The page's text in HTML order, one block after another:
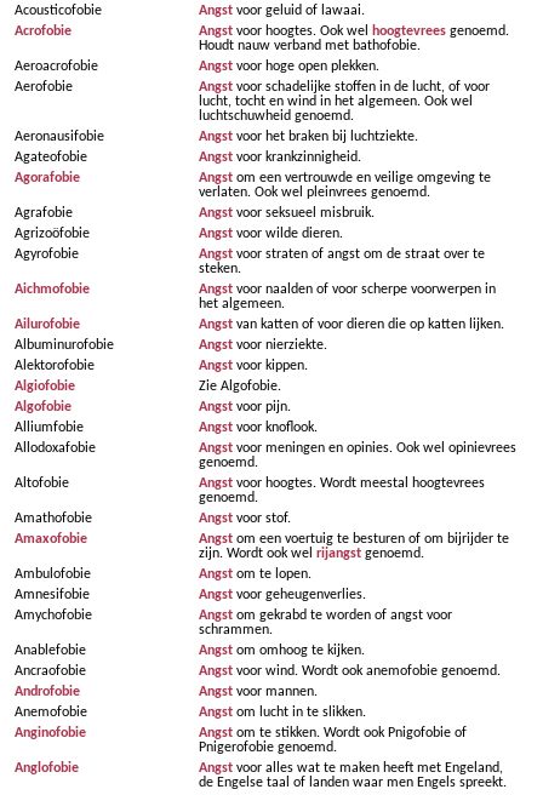
Acousticofobie
Angst voor geluid of lawaai.
Acrofobie
Angst voor hoogtes. Ook wel hoogtevrees genoemd.
Houdt nauw verband met bathofobie.
Aeroacrofobie
Angst voor hoge open plekken.
Aerofobie
Angst voor schadelijke stoffen in de lucht, of voor
lucht, tocht en wind in het algemeen. Ook wel
luchtschuwheid genoemd.
Aeronausifobie
Angst voor het braken bij luchtziekte.
Agateofobie
Angst voor krankzinnigheid.
Agorafobie
Angst om een vertrouwde en veilige omgeving te
verlaten. Ook wel pleinvrees genoemd.
Agrafobie
Angst voor seksueel misbruik.
Agrizoöfobie
Angst voor wilde dieren.
Agyrofobie
Angst voor straten of angst om de straat over te
steken.
Aichmofobie
Angst voor naalden of voor scherpe voorwerpen in
het algemeen.
Ailurofobie
Angst van katten of voor dieren die op katten lijken.
Albuminurofobie
Angst voor nierziekte.
Alektorofobie
Angst voor kippen.
Algiofobie
Zie Algofobie.
Algofobie
Angst voor pijn.
Alliumfobie
Angst voor knoflook.
Allodoxafobie
Angst voor meningen en opinies. Ook wel opinievrees
genoemd.
Altofobie
Angst voor hoogtes. Wordt meestal hoogtevrees
genoemd.
Amathofobie
Angst voor stof.
Amaxofobie
Angst om een voertuig te besturen of om bijrijder te
zijn. Wordt ook wel rijangst genoemd.
Ambulofobie
Angst om te lopen.
Amnesifobie
Angst voor geheugenverlies.
Amychofobie
Angst om gekrabd te worden of angst voor
schrammen.
Anablefobie
Angst om omhoog te kijken.
Ancraofobie
Angst voor wind. Wordt ook anemofobie genoemd.
Androfobie
Angst voor mannen.
Anemofobie
Angst om lucht in te slikken.
Anginofobie
Angst om te stikken. Wordt ook Pnigofobie of
Pnigerofobie genoemd.
Anglofobie
Angst voor alles wat te maken heeft met Engeland,
de Engelse taal of landen waar men Engels spreekt.